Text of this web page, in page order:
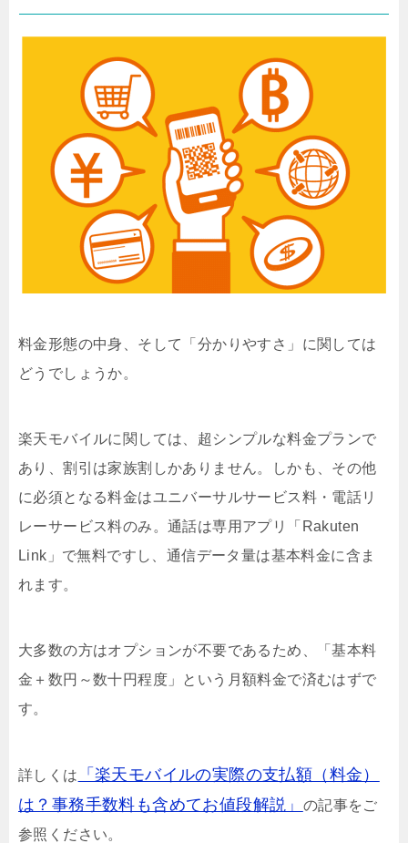
料金形態の中身、そして「分かりやすさ」に関しては
どうでしょうか。
楽天モバイルに関しては、超シンプルな料金プランで
あり、割引は家族割しかありません。しかも、その他
に必須となる料金はユニバーサルサービス料・電話リ
レーサービス料のみ。通話は専用アプリ「Rakuten
Link」で無料ですし、通信データ量は基本料金に含ま
れます。
大多数の方はオプションが不要であるため、「基本料
金＋数円～数十円程度」という月額料金で済むはずで
す。
詳しくは
「楽天モバイルの実際の支払額（料金）
は？事務手数料も含めてお値段解説」 の記事をご
参照ください。